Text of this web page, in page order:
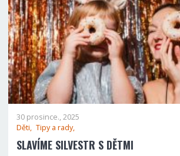
30 prosince., 2025
Děti, Tipy a rady,
SLAVÍME SILVESTR S DĚTMI